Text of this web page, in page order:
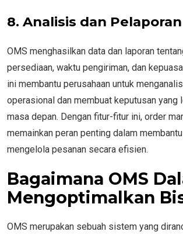
8. Analisis dan Pelaporan
OMS menghasilkan data dan laporan
persediaan, waktu pengiriman, dan
ini membantu perusahaan untuk
operasional dan membuat keputusan yang
masa depan. Dengan fitur-fitur ini, order
memainkan peran penting dalam
mengelola pesanan secara efisien.
Bagaimana OMS
Mengoptimalkan
OMS merupakan sebuah sistem yang